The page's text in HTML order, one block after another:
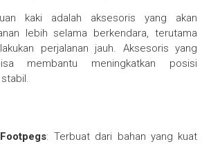
kaki adalah aksesoris yang akan
lebih selama berkendara, terutama
perjalanan jauh. Aksesoris yang
membantu meningkatkan posisi
: Terbuat dari bahan yang kuat